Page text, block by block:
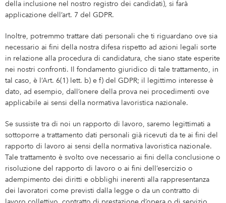
della inclusione nel nostro registro dei candidati), si farà
applicazione dell’art. 7 del GDPR.
Inoltre, potremmo trattare dati personali che ti riguardano ove sia
necessario ai fini della nostra difesa rispetto ad azioni legali sorte
in relazione alla procedura di candidatura, che siano state esperite
nei nostri confronti. Il fondamento giuridico di tale trattamento, in
tal caso, è l’Art. 6(1) lett. b) e f) del GDPR; il legittimo interesse è
dato, ad esempio, dall’onere della prova nei procedimenti ove
applicabile ai sensi della normativa lavoristica nazionale.
Se sussiste tra di noi un rapporto di lavoro, saremo legittimati a
sottoporre a trattamento dati personali già ricevuti da te ai fini del
rapporto di lavoro ai sensi della normativa lavoristica nazionale.
Tale trattamento è svolto ove necessario ai fini della conclusione o
risoluzione del rapporto di lavoro o ai fini dell’esercizio o
adempimento dei diritti e obblighi inerenti alla rappresentanza
dei lavoratori come previsti dalla legge o da un contratto di